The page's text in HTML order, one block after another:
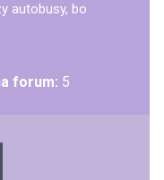
autobusy, bo
forum: 5